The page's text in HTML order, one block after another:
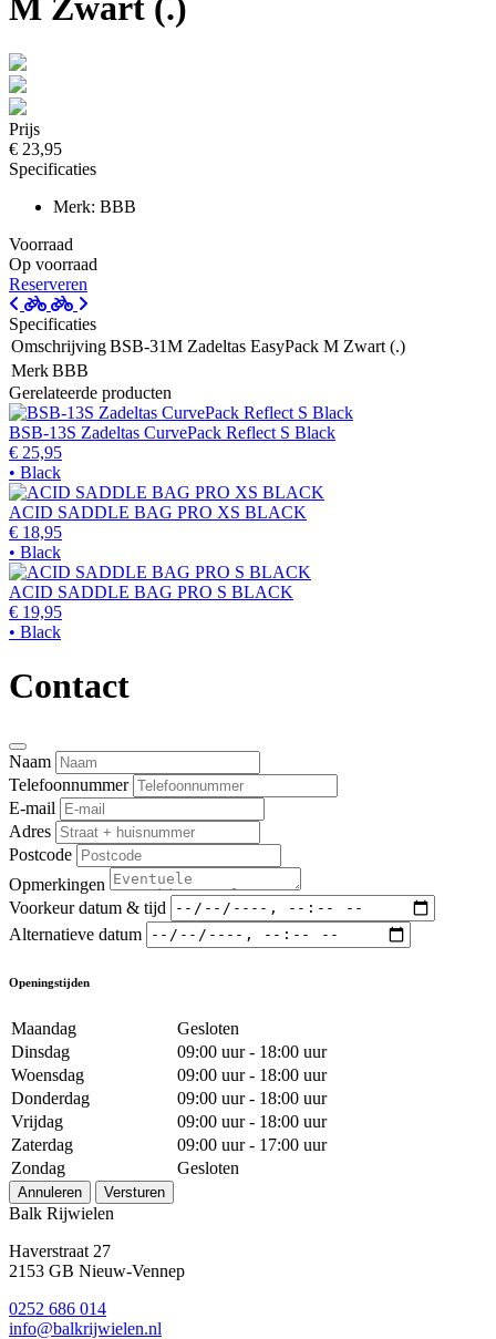
M Zwart (.)
Prijs
€ 23,95
Specificaties
Merk: BBB
Voorraad
Op voorraad
Reserveren
Specificaties
OmschrijvingBSB-31M Zadeltas EasyPack M Zwart (.)
MerkBBB
Gerelateerde producten
BSB-13S Zadeltas CurvePack Reflect S Black
€ 25,95
• Black
ACID SADDLE BAG PRO XS BLACK
€ 18,95
• Black
ACID SADDLE BAG PRO S BLACK
€ 19,95
• Black
Contact
Naam
Telefoonnummer
E-mail
Adres
Postcode
Opmerkingen
Voorkeur datum & tijd
Alternatieve datum
Openingstijden
Maandag
Gesloten
Dinsdag
09:00 uur - 18:00 uur
Woensdag
09:00 uur - 18:00 uur
Donderdag
09:00 uur - 18:00 uur
Vrijdag
09:00 uur - 18:00 uur
Zaterdag
09:00 uur - 17:00 uur
Zondag
Gesloten
Annuleren Versturen
Balk Rijwielen
Haverstraat 27
2153 GB Nieuw-Vennep
0252 686 014
info@balkrijwielen.nl